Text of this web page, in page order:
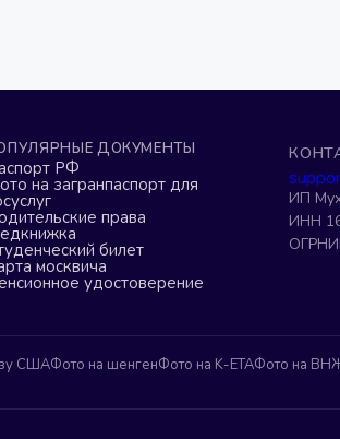
ДОКУМЕНТЫ
РФ
на загранпаспорт для
права
билет
москвича
удостоверение
ИП
ИНН
СШАФото на шенгенФото на K-ETAФото на